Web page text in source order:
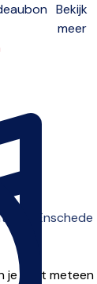
Bekijk
meer
in Enschede
je kunt meteen